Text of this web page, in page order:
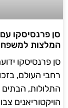
סן פרנסיסקו
המלצות
סן פרנסיסקו
רחבי העולם,
התלולות, הבתים
הויקטוריאנים